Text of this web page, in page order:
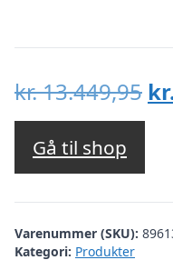
kr.13.449,95
Gå til shop
Varenummer (SKU):
Kategori: Produkter